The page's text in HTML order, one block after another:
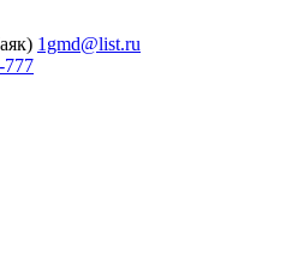
1gmd@list.ru
777